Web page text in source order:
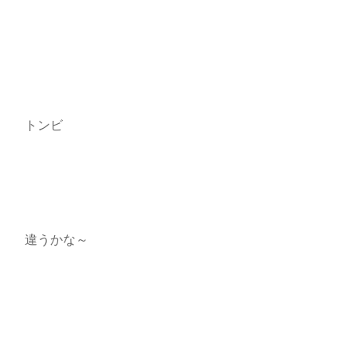
トンビ
違うかな～